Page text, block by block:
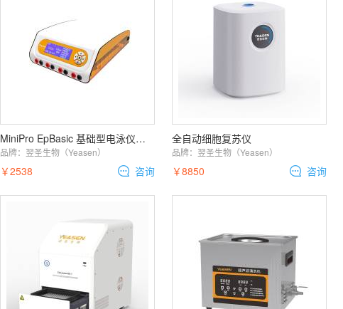
MiniPro EpBasic 基础型电泳仪电源
品牌： 翌圣生物（Yeasen）
￥2538 咨询
全自动细胞复苏仪
品牌： 翌圣生物（Yeasen）
￥8850 咨询